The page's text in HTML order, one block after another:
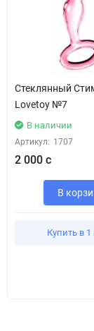
Стеклянный
Lovetoy №7
В наличии
Артикул: 1707
2 000 с
В
Купить в 1